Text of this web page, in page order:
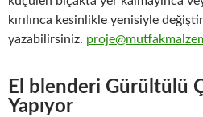
kırılınca kesinlikle yenisiyle
yazabilirsiniz.
El blenderi Gürültülü
Yapıyor